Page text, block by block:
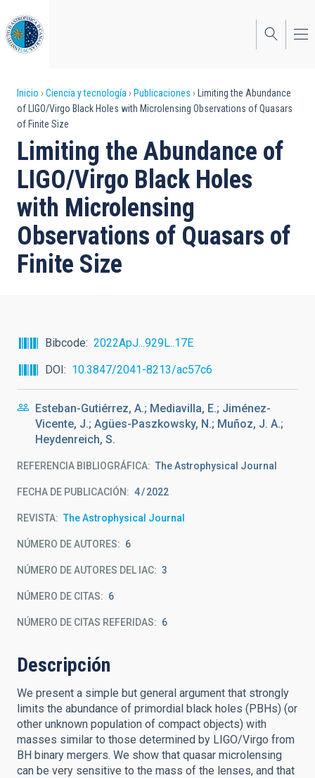
al
contenido
principal
Sobrescribir
enlaces
de
ayuda
a
la
navegación
Inicio Ciencia y tecnología Publicaciones
Limiting the Abundance
of LIGO/Virgo Black Holes with Microlensing Observations of Quasars
of Finite Size
Limiting the Abundance of
LIGO/Virgo Black Holes
with Microlensing
Observations of Quasars of
Finite Size
Bibcode
2022ApJ...929L..17E
DOI
10.3847/2041-8213/ac57c6
Esteban-Gutiérrez, A.; Mediavilla, E.; Jiménez-
Vicente, J.; Agües-Paszkowsky, N.; Muñoz, J. A.;
Heydenreich, S.
REFERENCIA BIBLIOGRÁFICA The Astrophysical Journal
FECHA DE PUBLICACIÓN: 4 2022
REVISTA The Astrophysical Journal
NÚMERO DE AUTORES 6
NÚMERO DE AUTORES DEL IAC 3
NÚMERO DE CITAS 6
NÚMERO DE CITAS REFERIDAS 6
Descripción
We present a simple but general argument that strongly
limits the abundance of primordial black holes (PBHs) (or
other unknown population of compact objects) with
masses similar to those determined by LIGO/Virgo from
BH binary mergers. We show that quasar microlensing
can be very sensitive to the mass of the lenses, and that